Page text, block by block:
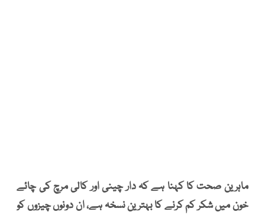
ماہرین صحت کا کہنا ہے کہ دار چینی اور کالی مرچ کی چائے
خون میں شکر کم کرنے کا بہترین نسخہ ہے، ان دونوں چیزوں کو